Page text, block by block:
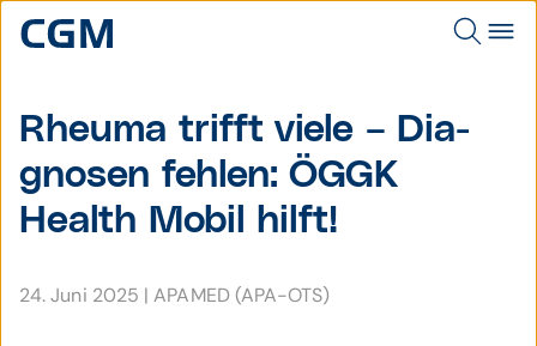
Rheuma trifft viele – Dia­
gnosen fehlen: ÖGGK
Health Mobil hilft!
24. Juni 2025 |APAMED (APA-OTS)